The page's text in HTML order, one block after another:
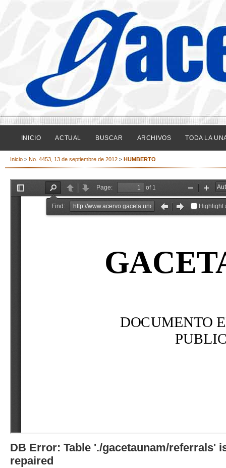
INICIO ACTUAL BUSCAR ARCHIVOS TODA LA
Inicio > No. 4453, 13 de septiembre de 2012 > HUMBERTO
DB Error: Table './gacetaunam/referrals'
repaired